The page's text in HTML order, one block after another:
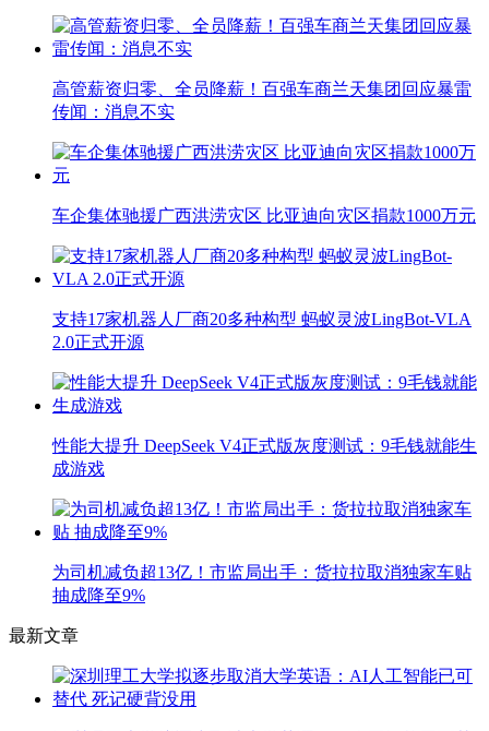
高管薪资归零、全员降薪！百强车商兰天集团回应暴雷
传闻：消息不实
车企集体驰援广西洪涝灾区 比亚迪向灾区捐款1000万元
支持17家机器人厂商20多种构型 蚂蚁灵波LingBot-VLA
2.0正式开源
性能大提升 DeepSeek V4正式版灰度测试：9毛钱就能生
成游戏
为司机减负超13亿！市监局出手：货拉拉取消独家车贴
抽成降至9%
最新文章